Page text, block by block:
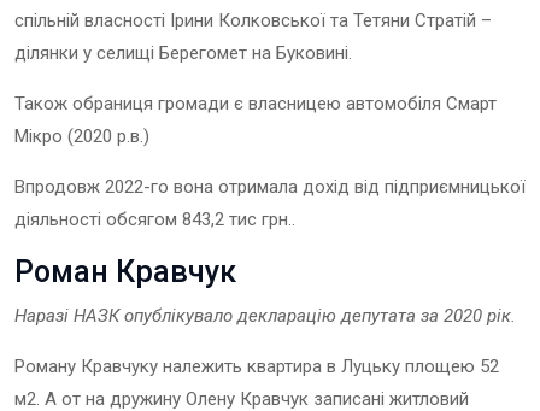
спільній власності Ірини Колковської та Тетяни Стратій –
ділянки у селищі Берегомет на Буковині.
Також обраниця громади є власницею автомобіля Смарт
Мікро (2020 р.в.)
Впродовж 2022-го вона отримала дохід від підприємницької
діяльності обсягом 843,2 тис грн..
Роман Кравчук
Наразі НАЗК опублікувало декларацію депутата за 2020 рік.
Роману Кравчуку належить квартира в Луцьку площею 52
м2. А от на дружину Олену Кравчук записані житловий